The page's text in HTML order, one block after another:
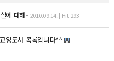
에 대해- 2010.09.14. | Hit 293
양도서 목록입니다^^